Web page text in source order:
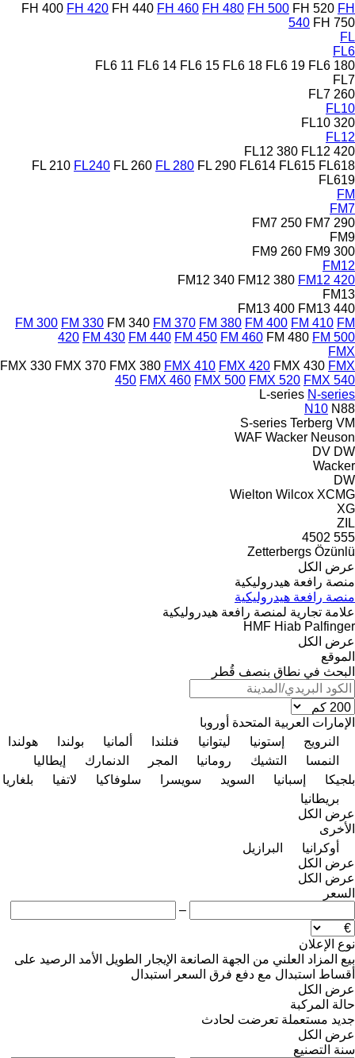
FH 400 FH 420 FH 440 FH 460 FH 480 FH 500 FH 520 FH
540 FH 750
FL
FL6
FL6 11 FL6 14 FL6 15 FL6 18 FL6 19 FL6 180
FL7
FL7 260
FL10
FL10 320
FL12
FL12 380 FL12 420
FL 210 FL240 FL 260 FL 280 FL 290 FL614 FL615 FL618
FL619
FM
FM7
FM7 250 FM7 290
FM9
FM9 260 FM9 300
FM12
FM12 340 FM12 380 FM12 420
FM13
FM13 400 FM13 440
FM 300 FM 330 FM 340 FM 370 FM 380 FM 400 FM 410 FM
420 FM 430 FM 440 FM 450 FM 460 FM 480 FM 500
FMX
FMX 330 FMX 370 FMX 380 FMX 410 FMX 420 FMX 430 FMX
450 FMX 460 FMX 500 FMX 520 FMX 540
L-series N-series
N10 N88
S-series Terberg VM
WAF Wacker Neuson
DV DW
Wacker
DW
Wielton Wilcox XCMG
XG
ZIL
555
4502
Zetterbergs Özünlü
عرض الكل
منصة رافعة هيدروليكية
منصة رافعة هيدروليكية
علامة تجارية لمنصة رافعة هيدروليكية
HMF Hiab Palfinger
عرض الكل
الموقع
البحث في نطاق بنصف قُطر
الإمارات العربية المتحدة أوروبا
النرويج
إستونيا ليتوانيا فنلندا ألمانيا بولندا
هولندا
النمسا
التشيك رومانيا المجر الدنمارك
إيطاليا
بلجيكا
إسبانيا السويد سويسرا سلوفاكيا لاتفيا
بلغاريا
بريطانيا
عرض الكل
الأخرى
أوكرانيا
البرازيل
عرض الكل
عرض الكل
السعر
–
نوع الإعلان
بيع المزاد العلني من الجهة الصانعة الإيجار الطويل الأمد الرصيد على
أقساط استبدال مع دفع فرق السعر
استبدال
عرض الكل
حالة المركبة
جديد مستعملة تعرضت لحادث
عرض الكل
سنة التصنيع